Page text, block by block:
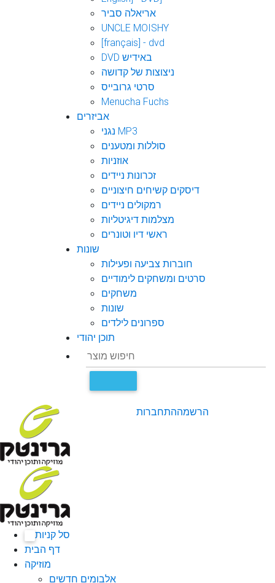
אריאלה סביר
UNCLE MOISHY
[français] - dvd
DVD באידיש
ניצוצות של קדושה
סרטי גרובייס
Menucha Fuchs
אביזרים
נגני MP3
סוללות ומטענים
אוזניות
זכרונות ניידים
דיסקים קשיחים חיצוניים
רמקולים ניידים
מצלמות דיגיטליות
ראשי דיו וטונרים
שונות
חוברות צביעה ופעילות
סרטים ומשחקים לימודיים
משחקים
שונות
ספרונים לילדים
תוכן יהודי
התחברותהרשמה
סל קניות
דף הבית
מוזיקה
אלבומים חדשים